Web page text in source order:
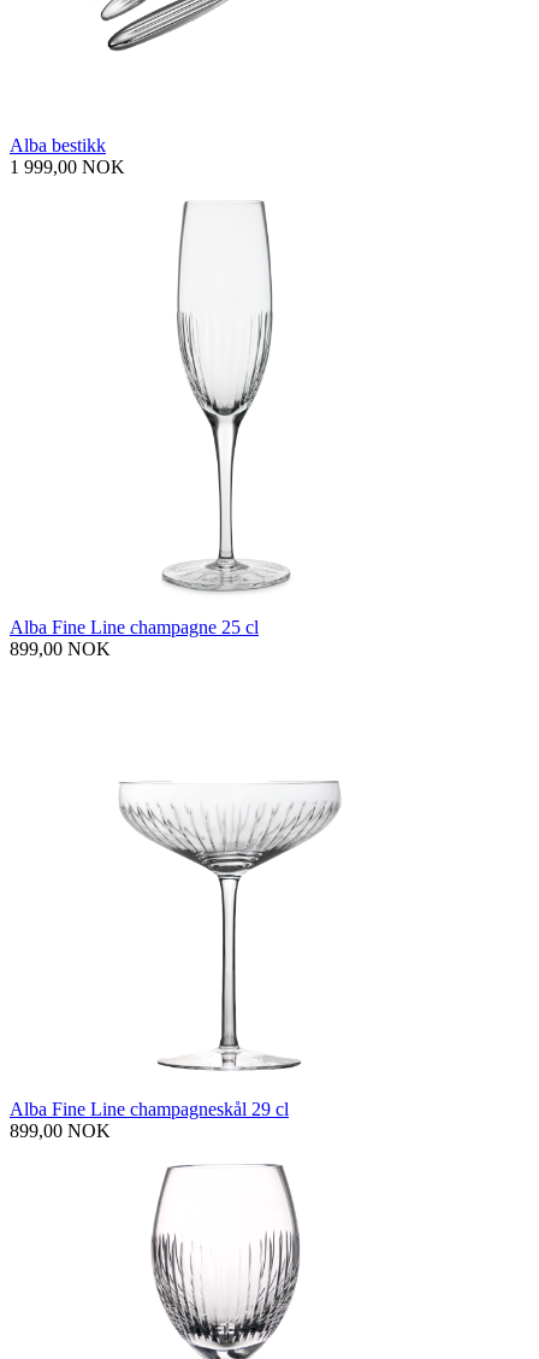
Alba bestikk
1 999,00 NOK
Alba Fine Line champagne 25 cl
899,00 NOK
Alba Fine Line champagneskål 29 cl
899,00 NOK